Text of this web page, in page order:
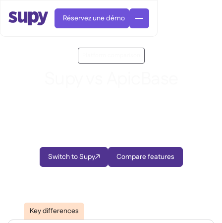
Supy Connect
Autorisations et limites
Gastronomique
Restauration rapide
 Bars et bistrots
Blog
Succes Story
 Carrières
AR
Réservez une démo
Switch to Supy Compare features
Key differences